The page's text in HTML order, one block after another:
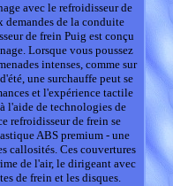
avec le refroidisseur de
demandes de la conduite
de frein Puig est conçu
Lorsque vous poussez
intenses, comme sur
une surchauffe peut se
et l'expérience tactile
l'aide de technologies de
refroidisseur de frein se
ABS premium - une
callosités. Ces couvertures
de l'air, le dirigeant avec
de frein et les disques.